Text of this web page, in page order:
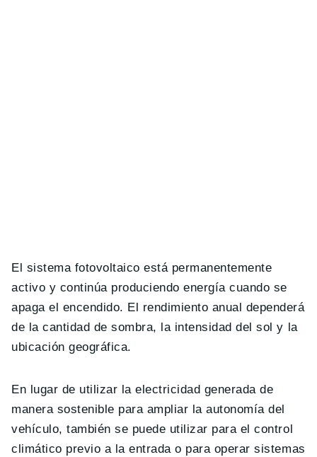
El sistema fotovoltaico está permanentemente
activo y continúa produciendo energía cuando se
apaga el encendido. El rendimiento anual dependerá
de la cantidad de sombra, la intensidad del sol y la
ubicación geográfica.
En lugar de utilizar la electricidad generada de
manera sostenible para ampliar la autonomía del
vehículo, también se puede utilizar para el control
climático previo a la entrada o para operar sistemas